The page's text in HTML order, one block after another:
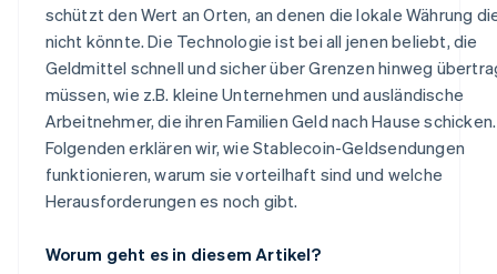
schützt den Wert an Orten, an denen die lokale Währung
nicht könnte. Die Technologie ist bei all jenen beliebt, die
Geldmittel schnell und sicher über Grenzen hinweg
müssen, wie z.B. kleine Unternehmen und ausländische
Arbeitnehmer, die ihren Familien Geld nach Hause
Folgenden erklären wir, wie Stablecoin-Geldsendungen
funktionieren, warum sie vorteilhaft sind und welche
Herausforderungen es noch gibt.
Worum geht es in diesem Artikel?